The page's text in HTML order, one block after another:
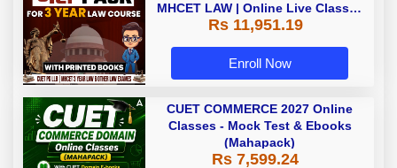
MHCET LAW | Online Live Classes
with Printed Books by Adda 247
Rs 11,951.19
Enroll Now
CUET COMMERCE 2027 Online
Classes - Mock Test & Ebooks
(Mahapack)
Rs 7,599.24